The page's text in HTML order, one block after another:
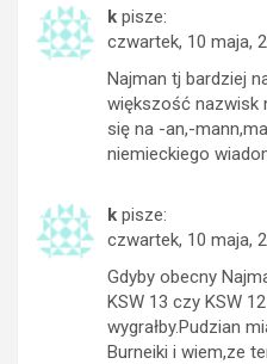
k pisze:
czwartek, 10 maja,
Najman tj bardziej
większość nazwisk
się na -an,-
niemieckiego
k pisze:
czwartek, 10 maja,
Gdyby obecny
KSW 13 czy KSW
wygrałby.Pudzian
Burneiki i wiem,ze